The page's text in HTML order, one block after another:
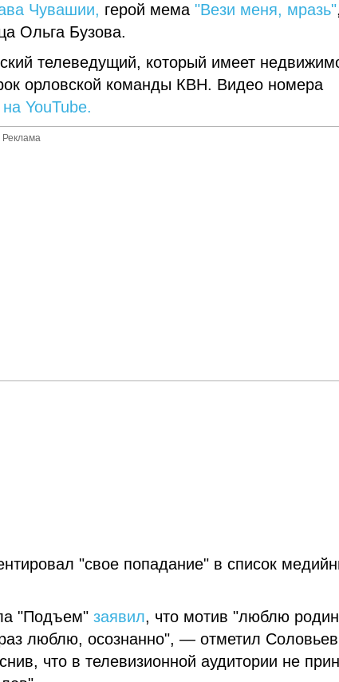
Чувашии, герой мема "Вези меня, мразь",
Ольга Бузова.
телеведущий, который имеет
орловской команды КВН. Видео номера
YouTube.
Реклама
"свое попадание" в список
"Подъем"заявил, что мотив "люблю
люблю, осознанно", — отметил
что в телевизионной аудитории не